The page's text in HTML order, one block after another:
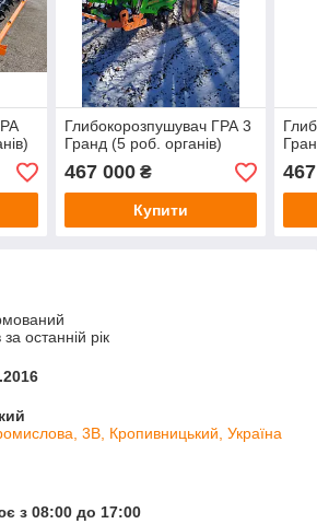
Глибокорозпушувач ГРА 3
Гранд (5 роб. органів)
467 000₴
Купити
останній рік
3В, Кропивницький, Україна
з 08:00 до 17:00